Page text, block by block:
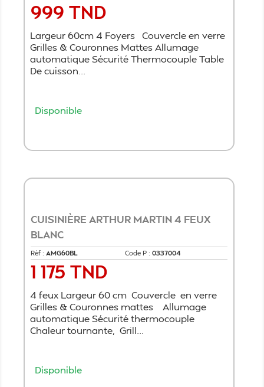
Prix
999 TND
Largeur 60cm 4 Foyers Couvercle en verre
Grilles & Couronnes Mattes Allumage
automatique Sécurité Thermocouple Table
De cuisson...
Disponible
CUISINIÈRE ARTHUR MARTIN 4 FEUX
BLANC
Réf : AMG60BL Code P : 0337004
Prix
1 175 TND
4 feux Largeur 60 cm Couvercle en verre
Grilles & Couronnes mattes Allumage
automatique Sécurité thermocouple
Chaleur tournante, Grill...
Disponible